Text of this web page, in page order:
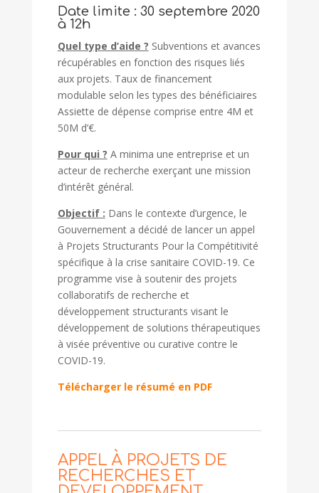
Date limite : 30 septembre 2020
à 12h
Quel type d’aide ? Subventions et avances
récupérables en fonction des risques liés
aux projets. Taux de financement
modulable selon les types des bénéficiaires
Assiette de dépense comprise entre 4M et
50M d’€.
Pour qui ? A minima une entreprise et un
acteur de recherche exerçant une mission
d’intérêt général.
Objectif : Dans le contexte d’urgence, le
Gouvernement a décidé de lancer un appel
à Projets Structurants Pour la Compétitivité
spécifique à la crise sanitaire COVID-19. Ce
programme vise à soutenir des projets
collaboratifs de recherche et
développement structurants visant le
développement de solutions thérapeutiques
à visée préventive ou curative contre le
COVID-19.
Télécharger le résumé en PDF
APPEL À PROJETS DE
RECHERCHES ET